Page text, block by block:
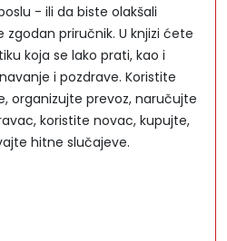
- ili da biste olakšali
priručnik. U knjizi ćete
koja se lako prati, kao i
i pozdrave. Koristite
organizujte prevoz, naručujte
koristite novac, kupujte,
hitne slučajeve.